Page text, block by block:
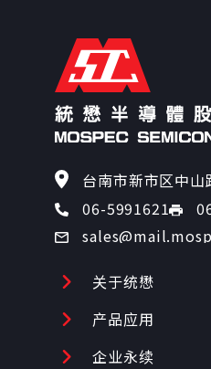
台南市新市区中山
06-5991621
关于统懋
产品应用
企业永续